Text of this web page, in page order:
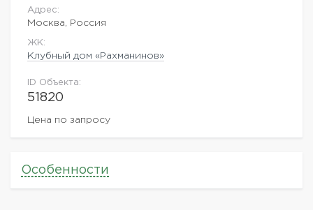
Адрес:
Москва, Россия
ЖK:
Клубный дом «Рахманинов»
ID Объекта:
51820
Цена по запросу
Особенности